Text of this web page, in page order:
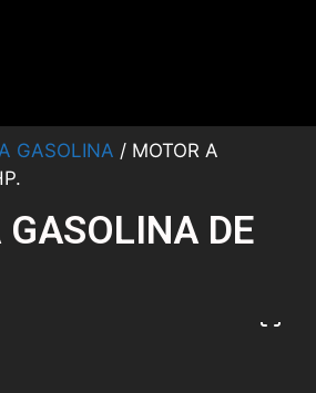
GASOLINA / MOTOR A
DE